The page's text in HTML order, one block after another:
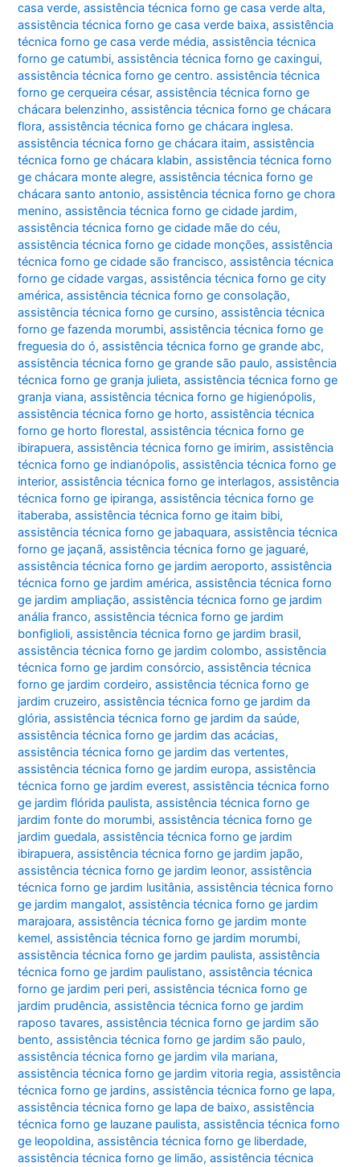
casa verde,assistência técnica forno ge casa verde alta,
assistência técnica forno ge casa verde baixa,assistência
técnica forno ge casa verde média,assistência técnica
forno ge catumbi,assistência técnica forno ge caxingui,
assistência técnica forno ge centro. assistência técnica
forno ge cerqueira césar,assistência técnica forno ge
chácara belenzinho,assistência técnica forno ge chácara
flora,assistência técnica forno ge chácara inglesa.
assistência técnica forno ge chácara itaim,assistência
técnica forno ge chácara klabin,assistência técnica forno
ge chácara monte alegre,assistência técnica forno ge
chácara santo antonio,assistência técnica forno ge chora
menino,assistência técnica forno ge cidade jardim,
assistência técnica forno ge cidade mãe do céu,
assistência técnica forno ge cidade monções,assistência
técnica forno ge cidade são francisco,assistência técnica
forno ge cidade vargas,assistência técnica forno ge city
américa,assistência técnica forno ge consolação,
assistência técnica forno ge cursino,assistência técnica
forno ge fazenda morumbi,assistência técnica forno ge
freguesia do ó,assistência técnica forno ge grande abc,
assistência técnica forno ge grande são paulo,assistência
técnica forno ge granja julieta,assistência técnica forno ge
granja viana,assistência técnica forno ge higienópolis,
assistência técnica forno ge horto,assistência técnica
forno ge horto florestal,assistência técnica forno ge
ibirapuera,assistência técnica forno ge imirim,assistência
técnica forno ge indianópolis,assistência técnica forno ge
interior,assistência técnica forno ge interlagos,assistência
técnica forno ge ipiranga,assistência técnica forno ge
itaberaba,assistência técnica forno ge itaim bibi,
assistência técnica forno ge jabaquara,assistência técnica
forno ge jaçanã,assistência técnica forno ge jaguaré,
assistência técnica forno ge jardim aeroporto,assistência
técnica forno ge jardim américa,assistência técnica forno
ge jardim ampliação,assistência técnica forno ge jardim
anália franco,assistência técnica forno ge jardim
bonfiglioli,assistência técnica forno ge jardim brasil,
assistência técnica forno ge jardim colombo,assistência
técnica forno ge jardim consórcio,assistência técnica
forno ge jardim cordeiro,assistência técnica forno ge
jardim cruzeiro,assistência técnica forno ge jardim da
glória,assistência técnica forno ge jardim da saúde,
assistência técnica forno ge jardim das acácias,
assistência técnica forno ge jardim das vertentes,
assistência técnica forno ge jardim europa,assistência
técnica forno ge jardim everest,assistência técnica forno
ge jardim flórida paulista,assistência técnica forno ge
jardim fonte do morumbi,assistência técnica forno ge
jardim guedala,assistência técnica forno ge jardim
ibirapuera,assistência técnica forno ge jardim japão,
assistência técnica forno ge jardim leonor,assistência
técnica forno ge jardim lusitânia,assistência técnica forno
ge jardim mangalot,assistência técnica forno ge jardim
marajoara,assistência técnica forno ge jardim monte
kemel,assistência técnica forno ge jardim morumbi,
assistência técnica forno ge jardim paulista,assistência
técnica forno ge jardim paulistano,assistência técnica
forno ge jardim peri peri,assistência técnica forno ge
jardim prudência,assistência técnica forno ge jardim
raposo tavares,assistência técnica forno ge jardim são
bento,assistência técnica forno ge jardim são paulo,
assistência técnica forno ge jardim vila mariana,
assistência técnica forno ge jardim vitoria regia,assistência
técnica forno ge jardins,assistência técnica forno ge lapa,
assistência técnica forno ge lapa de baixo,assistência
técnica forno ge lauzane paulista,assistência técnica forno
ge leopoldina,assistência técnica forno ge liberdade,
assistência técnica forno ge limão,assistência técnica